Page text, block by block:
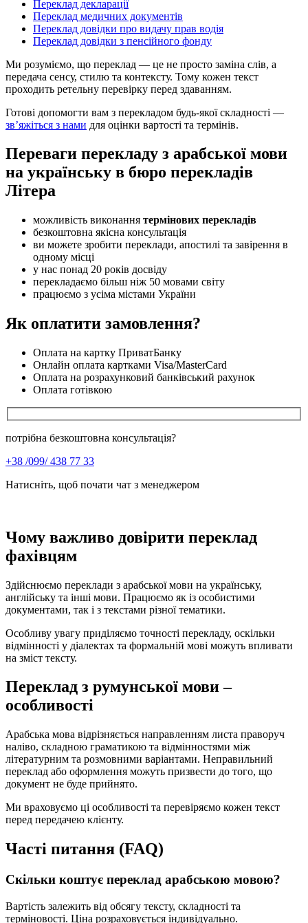
Переклад декларації
Переклад медичних документів
Переклад довідки про видачу прав водія
Переклад довідки з пенсійного фонду
Ми розуміємо, що переклад — це не просто заміна слів, а
передача сенсу, стилю та контексту. Тому кожен текст
проходить ретельну перевірку перед здаванням.
Готові допомогти вам з перекладом будь-якої складності —
зв’яжіться з нами для оцінки вартості та термінів.
Переваги перекладу з арабської мови
на українську в бюро перекладів
Літера
можливість виконання термінових перекладів
безкоштовна якісна консультація
ви можете зробити переклади, апостилі та завірення в
одному місці
у нас понад 20 років досвіду
перекладаємо більш ніж 50 мовами світу
працюємо з усіма містами України
Як оплатити замовлення?
Оплата на картку ПриватБанку
Онлайн оплата картками Visa/MasterCard
Оплата на розрахунковий банківський рахунок
Оплата готівкою
потрібна безкоштовна консультація?
+38 /099/ 438 77 33
Натисніть, щоб почати чат з менеджером
Чому важливо довірити переклад
фахівцям
Здійснюємо переклади з арабської мови на українську,
англійську та інші мови. Працюємо як із особистими
документами, так і з текстами різної тематики.
Особливу увагу приділяємо точності перекладу, оскільки
відмінності у діалектах та формальній мові можуть впливати
на зміст тексту.
Переклад з румунської мови –
особливості
Арабська мова відрізняється направленням листа праворуч
наліво, складною граматикою та відмінностями між
літературним та розмовними варіантами. Неправильний
переклад або оформлення можуть призвести до того, що
документ не буде прийнято.
Ми враховуємо ці особливості та перевіряємо кожен текст
перед передачею клієнту.
Часті питання (FAQ)
Скільки коштує переклад арабською мовою?
Вартість залежить від обсягу тексту, складності та
терміновості. Ціна розраховується індивідуально.